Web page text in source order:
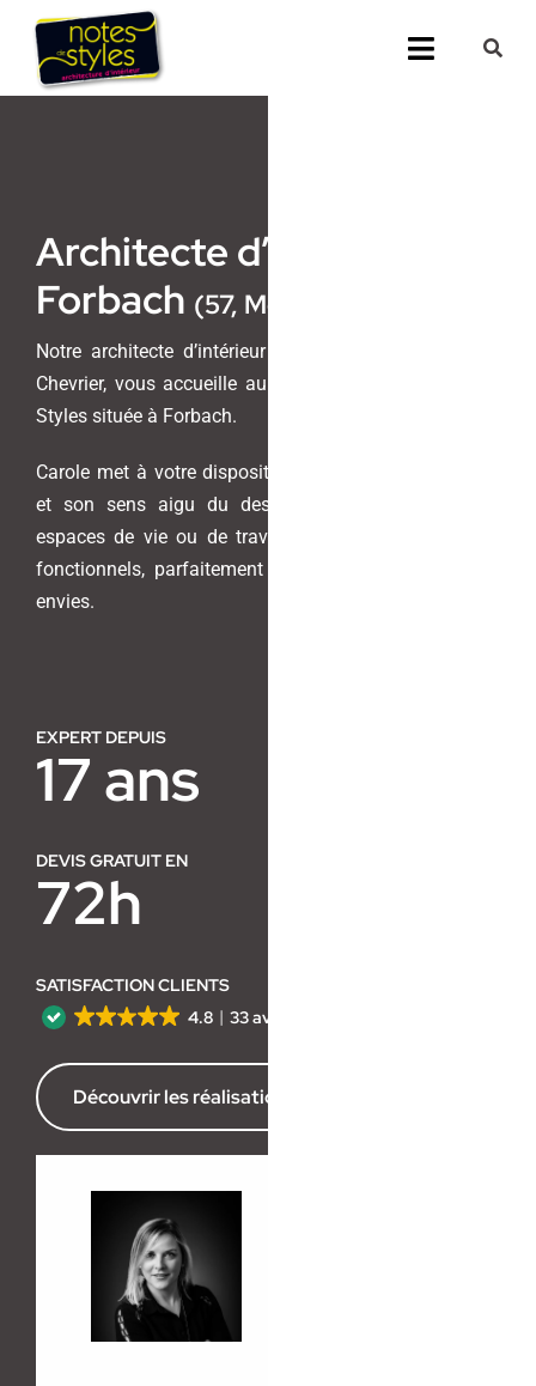
Passer
contenu
Toggle
Architecte d’intérieur
Forbach (57, Moselle)
Notre architecte d’intérieur et maitre d’oeuvre, Carole
Chevrier, vous accueille au sein de l’agence Notes de
Styles située à Forbach.
Carole met à votre disposition son savoir-faire unique
et son sens aigu du design pour transformer vos
espaces de vie ou de travail en lieux harmonieux et
fonctionnels, parfaitement adaptés à vos besoins et
envies.
EXPERT DEPUIS
17 ans
DEVIS GRATUIT EN
72h
SATISFACTION CLIENTS
4.8
33 avis
Découvrir les réalisations de l’agence